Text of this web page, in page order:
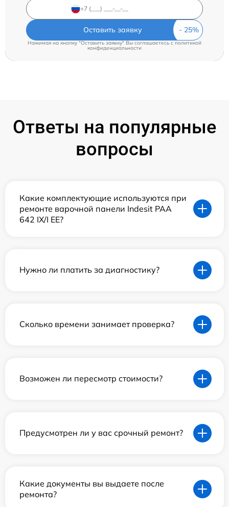
Оставить заявку
Нажимая на кнопку "Оставить заявку" Вы соглашаетесь cполитикой
конфиденциальности
Ответы на популярные
вопросы
Какие комплектующие используются при
ремонте варочной панели Indesit PAA
642 IX/I EE?
Нужно ли платить за диагностику?
Сколько времени занимает проверка?
Возможен ли пересмотр стоимости?
Предусмотрен ли у вас срочный ремонт?
Какие документы вы выдаете после
ремонта?